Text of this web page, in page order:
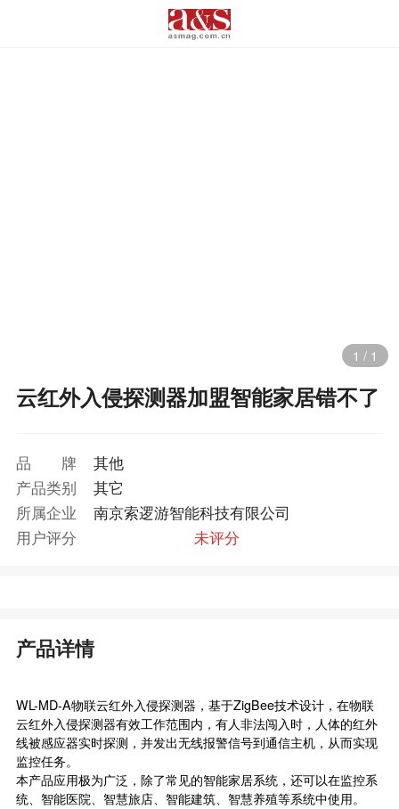
1 / 1
云红外入侵探测器加盟智能家居错不了
品牌
其他
产品类别
其它
所属企业
南京索逻游智能科技有限公司
用户评分
未评分
产品详情
WL-MD-A物联云红外入侵探测器，基于ZigBee技术设计，在物联
云红外入侵探测器有效工作范围内，有人非法闯入时，人体的红外
线被感应器实时探测，并发出无线报警信号到通信主机，从而实现
监控任务。
本产品应用极为广泛，除了常见的智能家居系统，还可以在监控系
统、智能医院、智慧旅店、智能建筑、智慧养殖等系统中使用。